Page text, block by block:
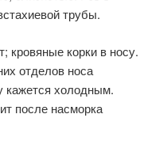
трубы.
кровяные корки в носу.
отделов носа
кажется холодным.
после насморка